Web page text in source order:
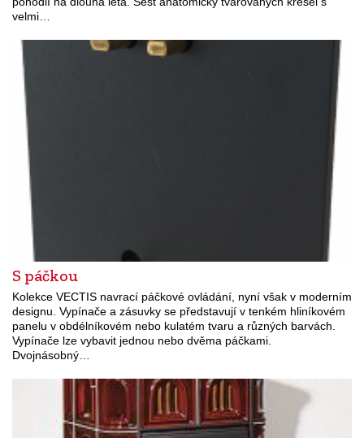
velmi…
S páčkou
Kolekce VECTIS navrací páčkové ovládání, nyní však v moderním
designu. Vypínače a zásuvky se představují v tenkém hliníkovém
panelu v obdélníkovém nebo kulatém tvaru a různých barvách.
Vypínače lze vybavit jednou nebo dvěma páčkami.
Dvojnásobný…